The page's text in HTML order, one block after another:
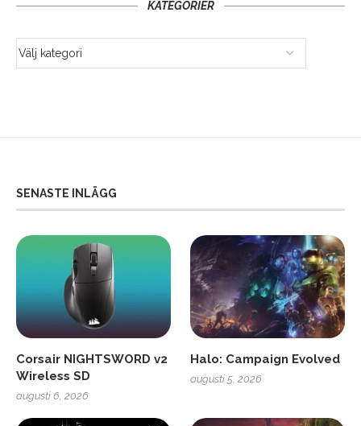
KATEGORIER
SENASTE INLÄGG
Corsair NIGHTSWORD v2
Wireless SD
augusti 6, 2026
Halo: Campaign Evolved
augusti 5, 2026